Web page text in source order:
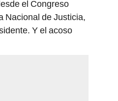
el Congreso
Nacional de Justicia,
Y el acoso